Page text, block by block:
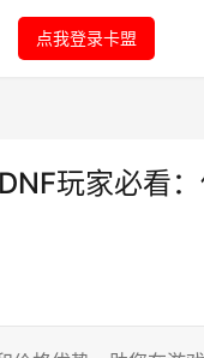
点我登录卡盟
玩家必看